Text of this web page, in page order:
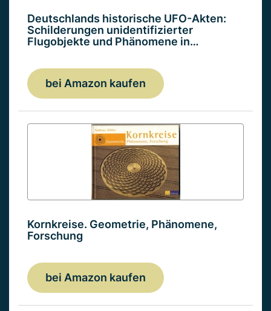
Deutschlands historische UFO-Akten:
Schilderungen unidentifizierter
Flugobjekte und Phänomene in…
bei Amazon kaufen
Kornkreise. Geometrie, Phänomene,
Forschung
bei Amazon kaufen